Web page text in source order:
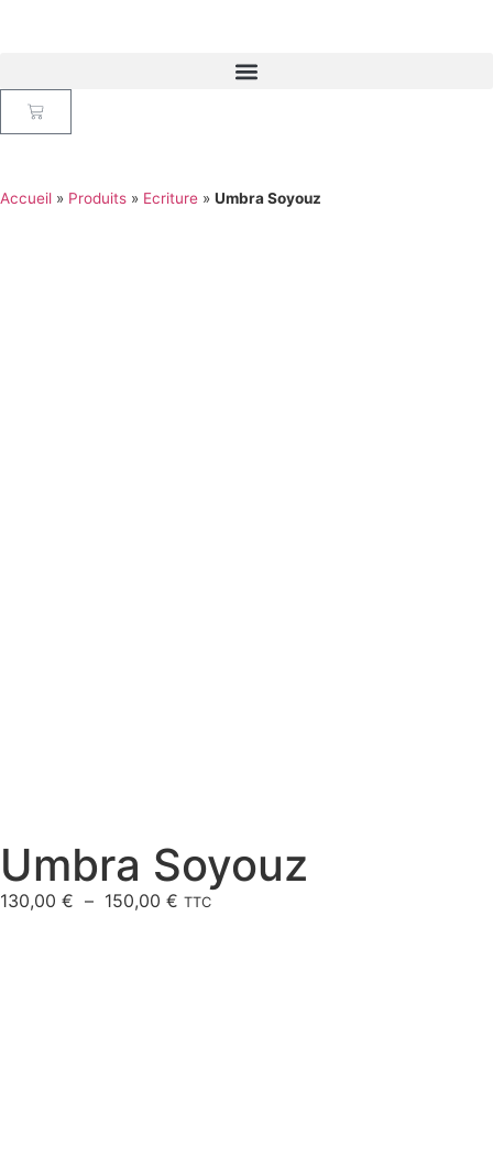
Accueil » Produits » Ecriture » Umbra Soyouz
Umbra Soyouz
130,00 € – 150,00 € TTC